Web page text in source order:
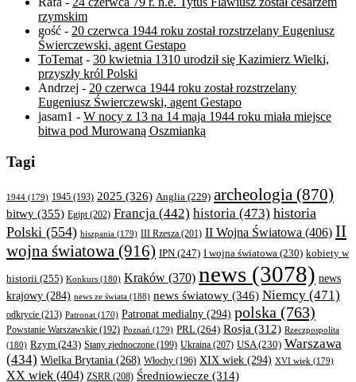
rzymskim
gość - 20 czerwca 1944 roku został rozstrzelany Eugeniusz
Świerczewski, agent Gestapo
ToTemat - 30 kwietnia 1310 urodził się Kazimierz Wielki,
przyszły król Polski
Andrzej - 20 czerwca 1944 roku został rozstrzelany
Eugeniusz Świerczewski, agent Gestapo
jasam1 - W nocy z 13 na 14 maja 1944 roku miała miejsce
bitwa pod Murowaną Oszmianką
Tagi
1944 (179) 1945 (193) 2025 (326) Anglia (229) archeologia (870)
bitwy (355) Egipt(202) Francja (442) historia (473) historia
Polski (554) hiszpania (179) III Rzesza (201) II Wojna Światowa (406) II
wojna światowa (916) IPN (247) I wojna światowa (230) kobiety w
historii (255) Konkurs (180) Kraków (370) news (3078) news
krajowy (284) news ze świata (188) news światowy (346) Niemcy (471)
odkrycie (213) Patronat (170) Patronat medialny (294) polska (763)
Powstanie Warszawskie (192) Poznań (179) PRL(264) Rosja (312) Rzeczpospolita
(180) Rzym (243) Stany zjednoczone (199) Ukraina (207) USA(230) Warszawa
(434) Wielka Brytania (268) Włochy (196) XIX wiek (294) XVI wiek (179)
XX wiek (404) ZSRR (208) Średniowiecze (314)